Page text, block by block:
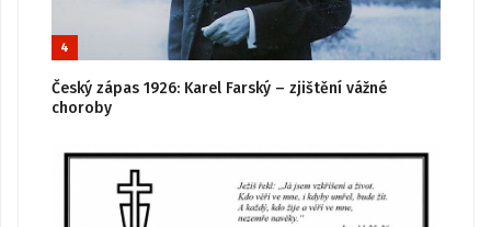
4
Český zápas 1926: Karel Farský – zjištění vážné
choroby